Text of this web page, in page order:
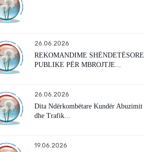
26.06.2026
REKOMANDIME SHËNDETËSORE
PUBLIKE PËR MBROJTJE...
26.06.2026
Dita Ndërkombëtare Kundër Abuzimit
dhe Trafik...
19.06.2026